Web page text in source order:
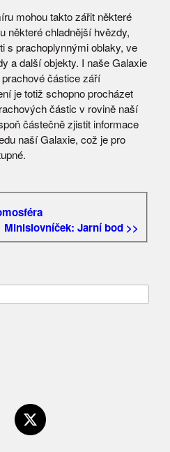
mohou takto zářit některé
některé chladnější hvězdy,
s prachoplynnými oblaky, ve
a další objekty. I naše Galaxie
částice září
je totiž schopno procházet
částic v rovině naší
částečně zjistit informace
naší Galaxie, což je pro
Minislovníček: Jarní bod >>